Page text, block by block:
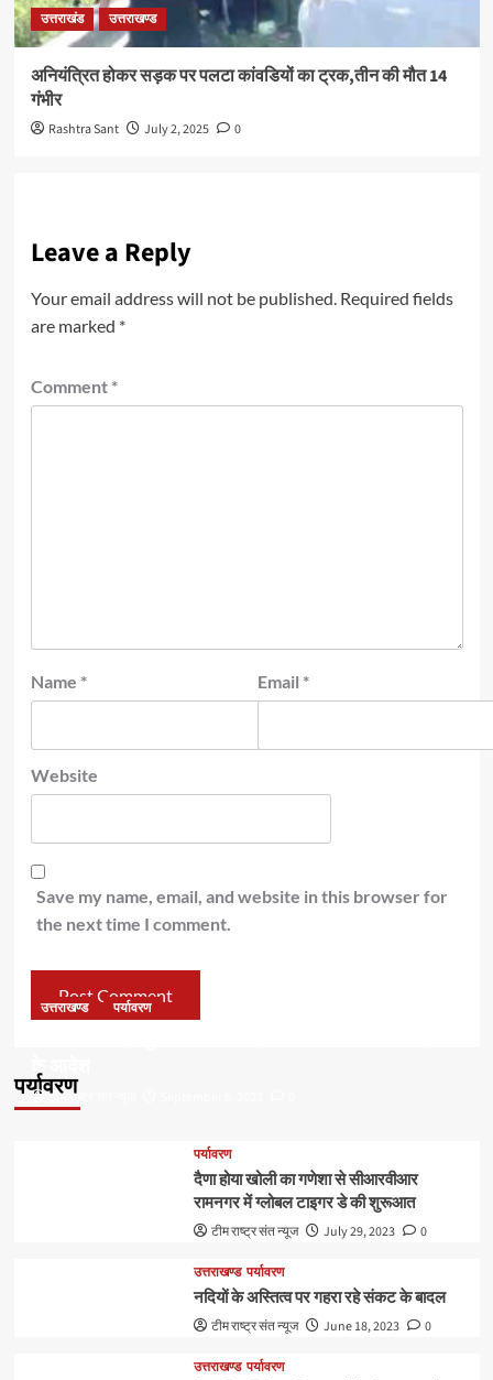
उत्तराखंड उत्तराखण्ड
अनियंत्रित होकर सड़क पर पलटा कांवडियों का ट्रक,तीन की मौत 14
गंभीर
Rashtra Sant July 2, 2025 0
Leave a Reply
Your email address will not be published. Required fields
are marked *
Comment *
Name * Email *
Website
Save my name, email, and website in this browser for
the next time I comment.
पर्यावरण
उत्तराखण्ड पर्यावरण
के आदेश
टीम राष्ट्र संत न्यूज
पर्यावरण
दैणा होया खोली का गणेशा से सीआरवीआर
रामनगर में ग्लोबल टाइगर डे की शुरूआत
टीम राष्ट्र संत न्यूज July 29, 2023 0
उत्तराखण्ड पर्यावरण
नदियों के अस्तित्व पर गहरा रहे संकट के बादल
टीम राष्ट्र संत न्यूज June 18, 2023 0
उत्तराखण्ड पर्यावरण